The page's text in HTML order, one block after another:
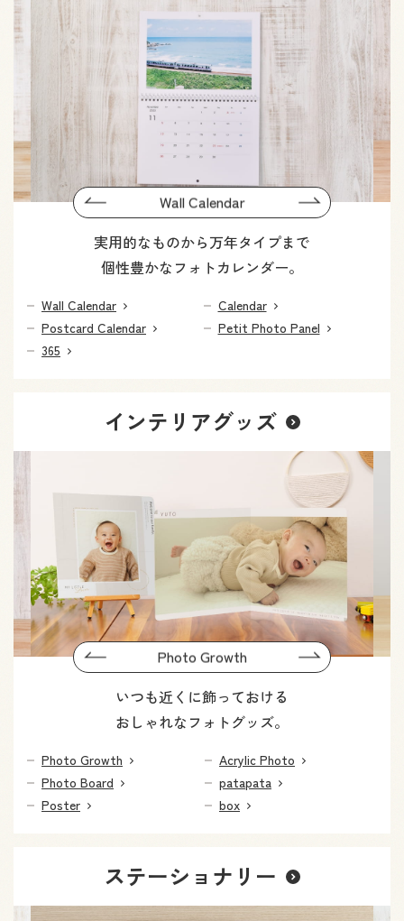
PreviousWall Calendar Next
実用的なものから万年タイプまで
個性豊かなフォトカレンダー。
Wall Calendar
Postcard Calendar
365
Calendar
Petit Photo Panel
PreviousPhoto Growth Next
インテリアグッズ
いつも近くに飾っておける
おしゃれなフォトグッズ。
Photo Growth
Photo Board
Poster
Acrylic Photo
patapata
box
ステーショナリー